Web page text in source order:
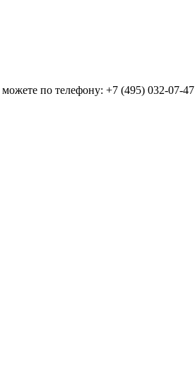
по телефону: +7 (495) 032-07-47